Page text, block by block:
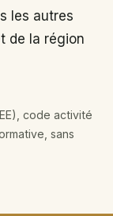
les autres
de la région
code activité
sans